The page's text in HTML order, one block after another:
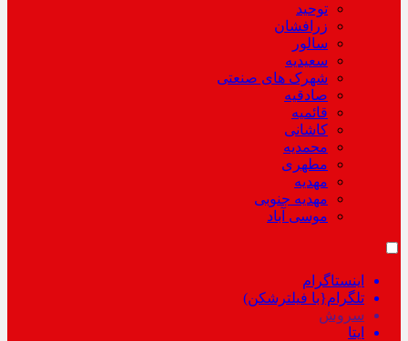
توحید
زرافشان
سالور
سعیدیه
شهرک های صنعتی
صادقیه
قائمیه
کاشانی
محمدیه
مطهری
مهدیه
مهدیه جنوبی
موسی آباد
اینستاگرام
تلگرام{با فیلترشکن)
سروش
ایتا